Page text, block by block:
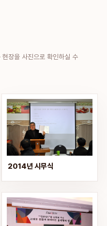
장을 사진으로 확인하실 수
2014년 시무식